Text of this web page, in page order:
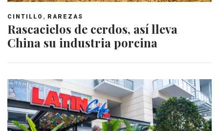
CINTILLO , RAREZAS
Rascacielos de cerdos, así lleva
China su industria porcina